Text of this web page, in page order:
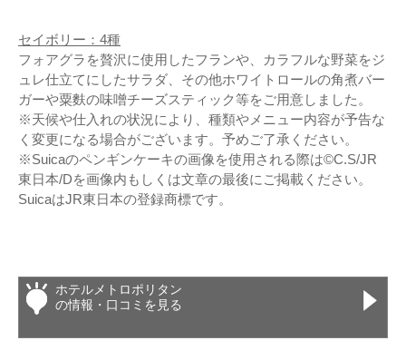
セイボリー：4種
フォアグラを贅沢に使用したフランや、カラフルな野菜をジ
ュレ仕立てにしたサラダ、その他ホワイトロールの角煮バー
ガーや粟麩の味噌チーズスティック等をご用意しました。
※天候や仕入れの状況により、種類やメニュー内容が予告な
く変更になる場合がございます。予めご了承ください。
※Suicaのペンギンケーキの画像を使用される際は©C.S/JR
東日本/Dを画像内もしくは文章の最後にご掲載ください。
SuicaはJR東日本の登録商標です。
ホテルメトロポリタン
の情報・口コミを見る